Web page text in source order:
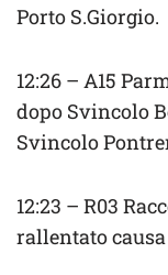
Porto S.Giorgio.
12:26 – A15
dopo Svincolo
Svincolo
12:23 – R03
rallentato